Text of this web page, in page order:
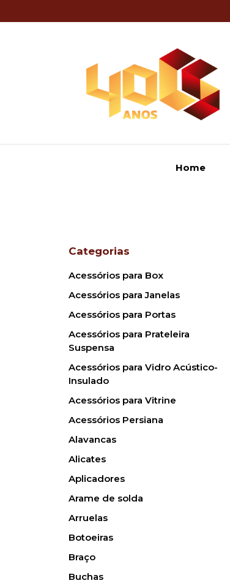
Home
Categorias
Acessórios para Box
Acessórios para Janelas
Acessórios para Portas
Acessórios para Prateleira
Suspensa
Acessórios para Vidro Acústico-
Insulado
Acessórios para Vitrine
Acessórios Persiana
Alavancas
Alicates
Aplicadores
Arame de solda
Arruelas
Botoeiras
Braço
Buchas